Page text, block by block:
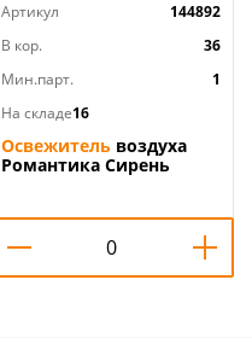
Артикул
144892
В кор.
36
Мин.парт.
1
На складе16
Освежитель воздуха
Романтика Сирень